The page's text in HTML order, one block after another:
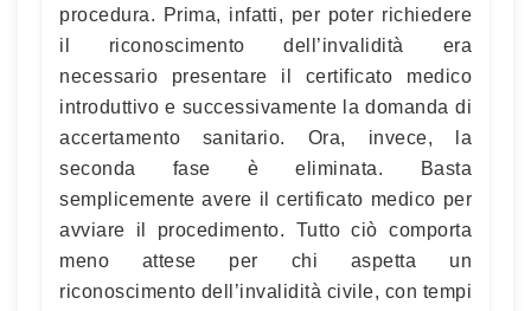
procedura. Prima, infatti, per poter richiedere
il riconoscimento dell’invalidità era
necessario presentare il certificato medico
introduttivo e successivamente la domanda di
accertamento sanitario. Ora, invece, la
seconda fase è eliminata. Basta
semplicemente avere il certificato medico per
avviare il procedimento. Tutto ciò comporta
meno attese per chi aspetta un
riconoscimento dell’invalidità civile, con tempi